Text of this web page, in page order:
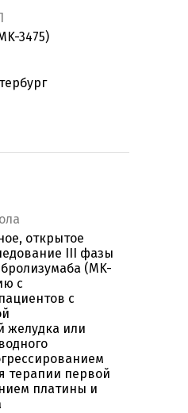
3475)
открытое
III фазы
(MK-
с
с
желудка или
терапии первой
платины и